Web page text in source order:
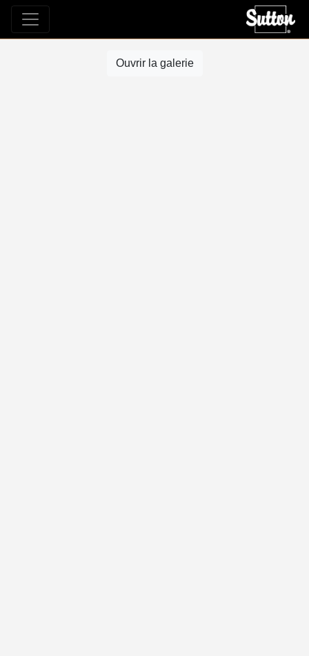
Ouvrir la galerie